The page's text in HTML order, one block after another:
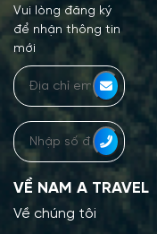
Vui lòng đăng ký
để nhận thông tin
mới
VỀ NAM A TRAVEL
Về chúng tôi